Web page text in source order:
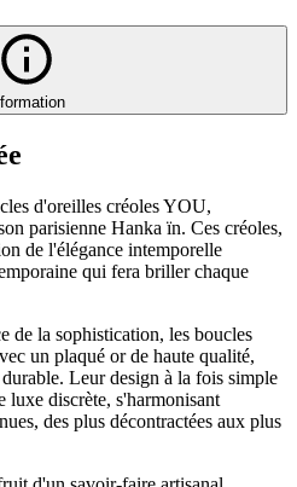
d'oreilles créoles YOU,
parisienne Hanka ïn. Ces créoles,
de l'élégance intemporelle
qui fera briller chaque
de la sophistication, les boucles
un plaqué or de haute qualité,
Leur design à la fois simple
luxe discrète, s'harmonisant
des plus décontractées aux plus